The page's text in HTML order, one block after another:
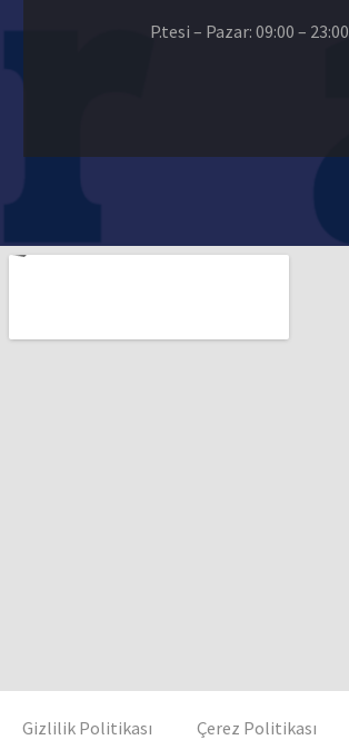
P.tesi – Pazar: 09:00 – 23:00
Gizlilik Politikası Çerez Politikası